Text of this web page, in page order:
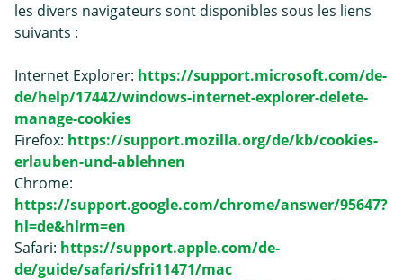
les divers navigateurs sont disponibles sous les liens
suivants :
Internet Explorer: https://support.microsoft.com/de-
de/help/17442/windows-internet-explorer-delete-
manage-cookies
Firefox: https://support.mozilla.org/de/kb/cookies-
erlauben-und-ablehnen
Chrome:
https://support.google.com/chrome/answer/95647?
hl=de&hlrm=en
Safari: https://support.apple.com/de-
de/guide/safari/sfri11471/mac